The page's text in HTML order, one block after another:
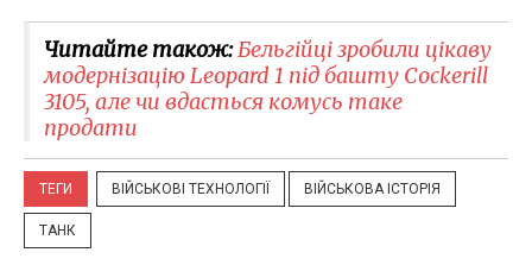
Читайте також:Бельгійці зробили цікаву
модернізацію Leopard 1 під башту Cockerill
3105, але чи вдасться комусь таке
продати
ТЕГИ ВІЙСЬКОВІ ТЕХНОЛОГІЇ ВІЙСЬКОВА ІСТОРІЯ
ТАНК